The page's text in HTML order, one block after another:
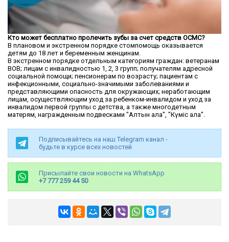
Кто может бесплатно пролечить зубы за счет средств ОСМС?
В плановом и экстренном порядке стомпомощь оказывается
детям до 18 лет и беременным женщинам.
В экстренном порядке отдельным категориям граждан: ветеранам
ВОВ; лицам с инвалидностью 1, 2, 3 групп; получателям адресной
социальной помощи; пенсионерам по возрасту; пациентам с
инфекционными, социально-значимыми заболеваниями и
представляющими опасность для окружающих; неработающим
лицам, осуществляющим уход за ребенком-инвалидом и уход за
инвалидом первой группы с детства, а также многодетным
матерям, награжденным подвесками "Алтын алқа", "Күміс алқа".
Подписывайтесь на наш Telegram канал -
будьте в курсе всех новостей
Присылайте свои новости на WhatsApp
+7 777 259 44 50